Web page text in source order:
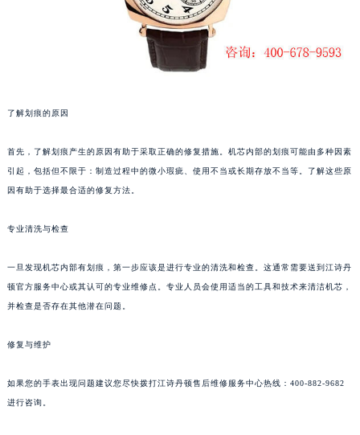
了解划痕的原因
首先，了解划痕产生的原因有助于采取正确的修复措施。机芯内部的划痕可能由多种因素
引起，包括但不限于：制造过程中的微小瑕疵、使用不当或长期存放不当等。了解这些原
因有助于选择最合适的修复方法。
专业清洗与检查
一旦发现机芯内部有划痕，第一步应该是进行专业的清洗和检查。这通常需要送到江诗丹
顿官方服务中心或其认可的专业维修点。专业人员会使用适当的工具和技术来清洁机芯，
并检查是否存在其他潜在问题。
修复与维护
如果您的手表出现问题建议您尽快拨打江诗丹顿售后维修服务中心热线：400-882-9682
进行咨询。